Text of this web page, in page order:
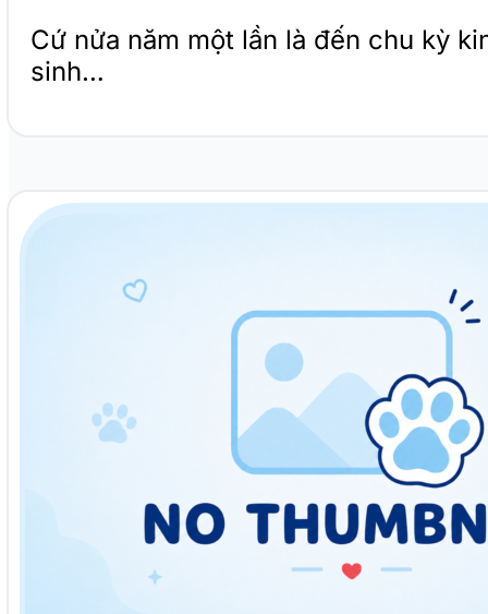
Cứ nửa năm một lần là đến chu kỳ
sinh…